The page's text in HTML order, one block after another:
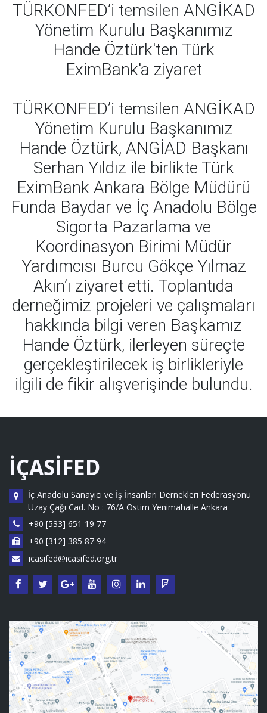
TÜRKONFED’i temsilen ANGİKAD
Yönetim Kurulu Başkanımız
Hande Öztürk'ten Türk
EximBank'a ziyaret
TÜRKONFED’i temsilen ANGİKAD
Yönetim Kurulu Başkanımız
Hande Öztürk, ANGİAD Başkanı
Serhan Yıldız ile birlikte Türk
EximBank Ankara Bölge Müdürü
Funda Baydar ve İç Anadolu Bölge
Sigorta Pazarlama ve
Koordinasyon Birimi Müdür
Yardımcısı Burcu Gökçe Yılmaz
Akın’ı ziyaret etti. Toplantıda
derneğimiz projeleri ve çalışmaları
hakkında bilgi veren Başkamız
Hande Öztürk, ilerleyen süreçte
gerçekleştirilecek iş birlikleriyle
ilgili de fikir alışverişinde bulundu.
İÇASİFED
İç Anadolu Sanayici ve İş İnsanları Dernekleri Federasyonu
Uzay Çağı Cad. No : 76/A Ostim Yenimahalle Ankara
+90 [533] 651 19 77
+90 [312] 385 87 94
icasifed@icasifed.org.tr